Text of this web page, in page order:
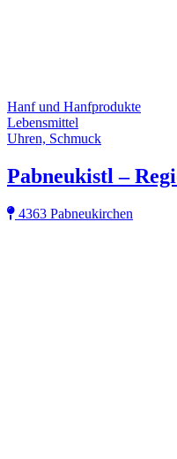
Hanf und Hanfprodukte
Lebensmittel
Uhren, Schmuck
Pabneukistl –
4363 Pabneukirchen